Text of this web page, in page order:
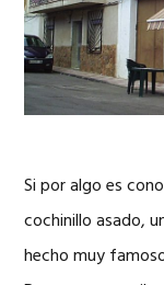
Si por algo es
cochinillo asado,
hecho muy